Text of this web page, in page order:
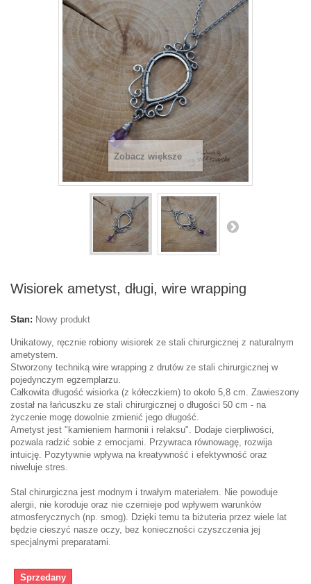
Zobacz większe
Wisiorek ametyst, długi, wire wrapping
Stan: Nowy produkt
Unikatowy, ręcznie robiony wisiorek ze stali chirurgicznej z naturalnym
ametystem.
Stworzony techniką wire wrapping z drutów ze stali chirurgicznej w
pojedynczym egzemplarzu.
Całkowita długość wisiorka (z kółeczkiem) to około 5,8 cm. Zawieszony
został na łańcuszku ze stali chirurgicznej o długości 50 cm - na
życzenie mogę dowolnie zmienić jego długość.
Ametyst jest "kamieniem harmonii i relaksu". Dodaje cierpliwości,
pozwala radzić sobie z emocjami. Przywraca równowagę, rozwija
intuicję. Pozytywnie wpływa na kreatywność i efektywność oraz
niweluje stres.
Stal chirurgiczna jest modnym i trwałym materiałem. Nie powoduje
alergii, nie koroduje oraz nie czernieje pod wpływem warunków
atmosferycznych (np. smog). Dzięki temu ta biżuteria przez wiele lat
będzie cieszyć nasze oczy, bez konieczności czyszczenia jej
specjalnymi preparatami.
Sprzedany